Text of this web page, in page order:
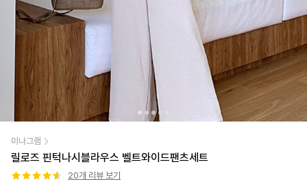
미나그램
릴로즈 핀턱나시블라우스 벨트와이드팬츠세트
20개 리뷰 보기